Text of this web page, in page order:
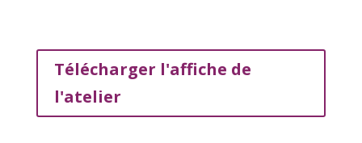
Télécharger l'affiche de
l'atelier